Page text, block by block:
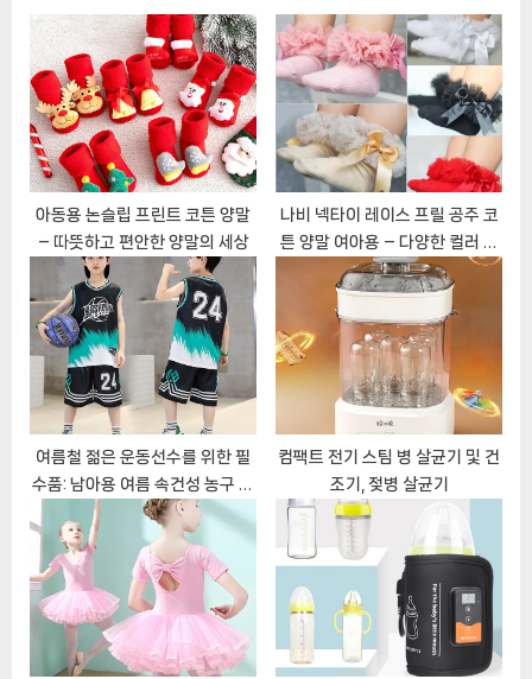
u
s
P
o
s
t
:
o
s
t
:
아동용 논슬립 프린트 코튼 양말
– 따뜻하고 편안한 양말의 세상
나비 넥타이 레이스 프릴 공주 코
튼 양말 여아용 – 다양한 컬러 선
택 가능
여름철 젊은 운동선수를 위한 필
수품: 남아용 여름 속건성 농구 스
포츠 수트
컴팩트 전기 스팀 병 살균기 및 건
조기, 젖병 살균기